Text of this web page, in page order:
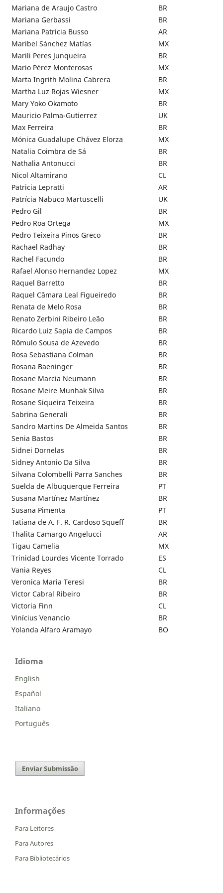
Mariana de Araujo Castro
BR
Mariana Gerbassi
BR
Mariana Patricia Busso
AR
Maribel Sánchez Matías
MX
Marili Peres Junqueira
BR
Mario Pérez Monterosas
MX
Marta Ingrith Molina Cabrera
BR
Martha Luz Rojas Wiesner
MX
Mary Yoko Okamoto
BR
Mauricio Palma-Gutierrez
UK
Max Ferreira
BR
Mónica Guadalupe Chávez Elorza
MX
Natalia Coimbra de Sá
BR
Nathalia Antonucci
BR
Nicol Altamirano
CL
Patricia Lepratti
AR
Patrícia Nabuco Martuscelli
UK
Pedro Gil
BR
Pedro Roa Ortega
MX
Pedro Teixeira Pinos Greco
BR
Rachael Radhay
BR
Rachel Facundo
BR
Rafael Alonso Hernandez Lopez
MX
Raquel Barretto
BR
Raquel Câmara Leal Figueiredo
BR
Renata de Melo Rosa
BR
Renato Zerbini Ribeiro Leão
BR
Ricardo Luiz Sapia de Campos
BR
Rômulo Sousa de Azevedo
BR
Rosa Sebastiana Colman
BR
Rosana Baeninger
BR
Rosane Marcia Neumann
BR
Rosane Meire Munhak Silva
BR
Rosane Siqueira Teixeira
BR
Sabrina Generali
BR
Sandro Martins De Almeida Santos
BR
Senia Bastos
BR
Sidnei Dornelas
BR
Sidney Antonio Da Silva
BR
Silvana Colombelli Parra Sanches
BR
Suelda de Albuquerque Ferreira
PT
Susana Martínez Martínez
BR
Susana Pimenta
PT
Tatiana de A. F. R. Cardoso Squeff
BR
Thalita Camargo Angelucci
AR
Tigau Camelia
MX
Trinidad Lourdes Vicente Torrado
ES
Vania Reyes
CL
Veronica Maria Teresi
BR
Victor Cabral Ribeiro
BR
Victoria Finn
CL
Vinícius Venancio
BR
Yolanda Alfaro Aramayo
BO
Idioma
English
Español
Italiano
Português
Enviar Submissão
Informações
Para Leitores
Para Autores
Para Bibliotecários